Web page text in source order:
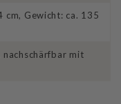
cm, Gewicht: ca. 135
nachschärfbar mit